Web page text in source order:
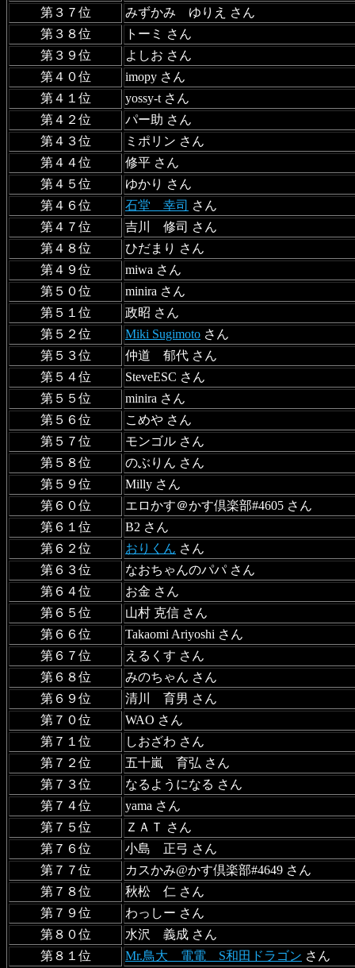
第３７位
みずかみ ゆりえ さん
第３８位
トーミ さん
第３９位
よしお さん
第４０位
imopy さん
第４１位
yossy-t さん
第４２位
パー助 さん
第４３位
ミポリン さん
第４４位
修平 さん
第４５位
ゆかり さん
第４６位
石堂 幸司 さん
第４７位
吉川 修司 さん
第４８位
ひだまり さん
第４９位
miwa さん
第５０位
minira さん
第５１位
政昭 さん
第５２位
Miki Sugimoto さん
第５３位
仲道 郁代 さん
第５４位
SteveESC さん
第５５位
minira さん
第５６位
こめや さん
第５７位
モンゴル さん
第５８位
のぶりん さん
第５９位
Milly さん
第６０位
エロかす＠かす倶楽部#4605 さん
第６１位
B2 さん
第６２位
おりくん さん
第６３位
なおちゃんのパパ さん
第６４位
お金 さん
第６５位
山村 克信 さん
第６６位
Takaomi Ariyoshi さん
第６７位
えるくす さん
第６８位
みのちゃん さん
第６９位
清川 育男 さん
第７０位
WAO さん
第７１位
しおざわ さん
第７２位
五十嵐 育弘 さん
第７３位
なるようになる さん
第７４位
yama さん
第７５位
ＺＡＴ さん
第７６位
小島 正弓 さん
第７７位
カスかみ@かす倶楽部#4649 さん
第７８位
秋松 仁 さん
第７９位
わっしー さん
第８０位
水沢 義成 さん
第８１位
Mr.鳥大 電電 S和田ドラゴン さん